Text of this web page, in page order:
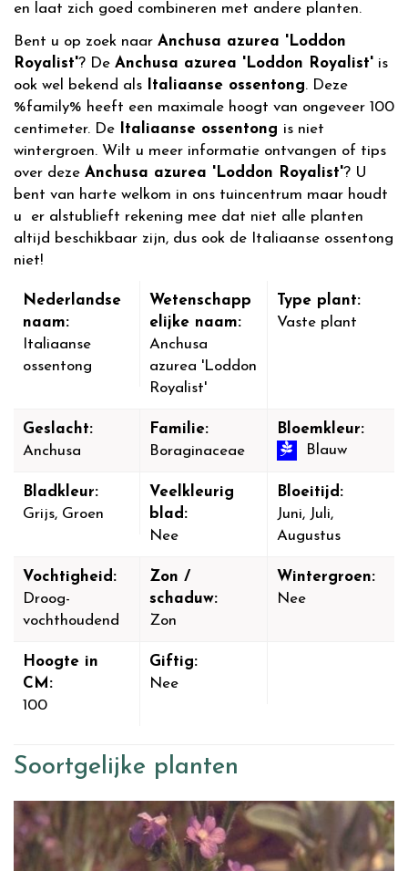
en laat zich goed combineren met andere planten.
Bent u op zoek naar Anchusa azurea 'Loddon
Royalist'? De Anchusa azurea 'Loddon Royalist' is
ook wel bekend als
Italiaanse ossentong. Deze
%family% heeft een maximale hoogt van ongeveer 100
centimeter. De
Italiaanse ossentong is niet
wintergroen. Wilt u meer informatie ontvangen of tips
over deze Anchusa azurea 'Loddon Royalist'? U
bent van harte welkom in ons tuincentrum maar houdt
u er alstublieft rekening mee dat niet alle planten
altijd beschikbaar zijn, dus ook de Italiaanse ossentong
niet!
Nederlandse
naam:
Italiaanse
ossentong
Wetenschapp
elijke naam:
Anchusa
azurea 'Loddon
Royalist'
Type plant:
Vaste plant
Geslacht:
Anchusa
Familie:
Boraginaceae
Bloemkleur:
Blauw
Bladkleur:
Grijs, Groen
Veelkleurig
blad:
Nee
Bloeitijd:
Juni, Juli,
Augustus
Vochtigheid:
Droog-
vochthoudend
Zon /
schaduw:
Zon
Wintergroen:
Nee
Hoogte in
CM:
100
Giftig:
Nee
Soortgelijke planten